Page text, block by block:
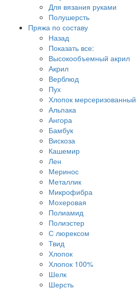
Для вязания руками
Полушерсть
Пряжа по составу
Назад
Показать все:
Высокообъемный акрил
Акрил
Верблюд
Пух
Хлопок мерсеризованный
Альпака
Ангора
Бамбук
Вискоза
Кашемир
Лен
Меринос
Металлик
Микрофибра
Мохеровая
Полиамид
Полиэстер
С люрексом
Твид
Хлопок
Хлопок 100%
Шелк
Шерсть